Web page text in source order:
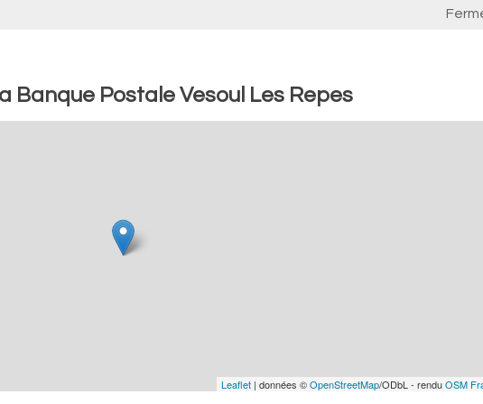
Banque Postale Vesoul Les Repes
Leaflet | données ©OpenStreetMap/ODbL - renduOSM